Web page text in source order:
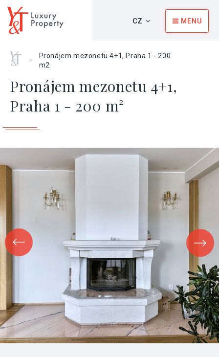
CZ MENU
Home
>
Pronájem mezonetu 4+1, Praha 1 - 200
m2
Pronájem mezonetu 4+1,
Praha 1 - 200 m²